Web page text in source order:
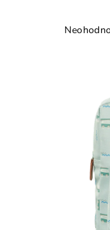
Priemerné